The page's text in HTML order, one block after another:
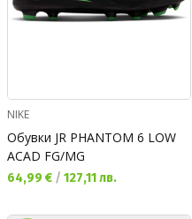
NIKE
Обувки JR PHANTOM 6 LOW
ACAD FG/MG
Текуща цена:
64,99 € / 127,11 лв.